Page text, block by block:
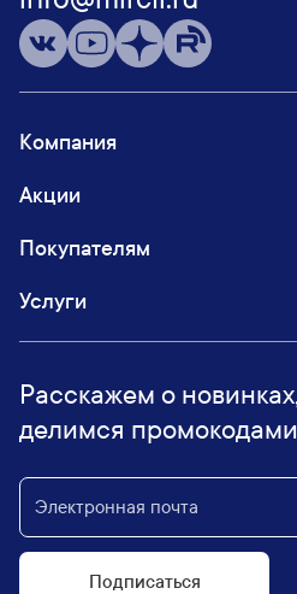
Компания
Акции
Покупателям
Услуги
Расскажем о
делимся промокодами
Подписаться